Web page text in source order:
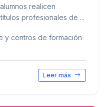
realicen
profesionales de ...
y centros de formación
Leer más